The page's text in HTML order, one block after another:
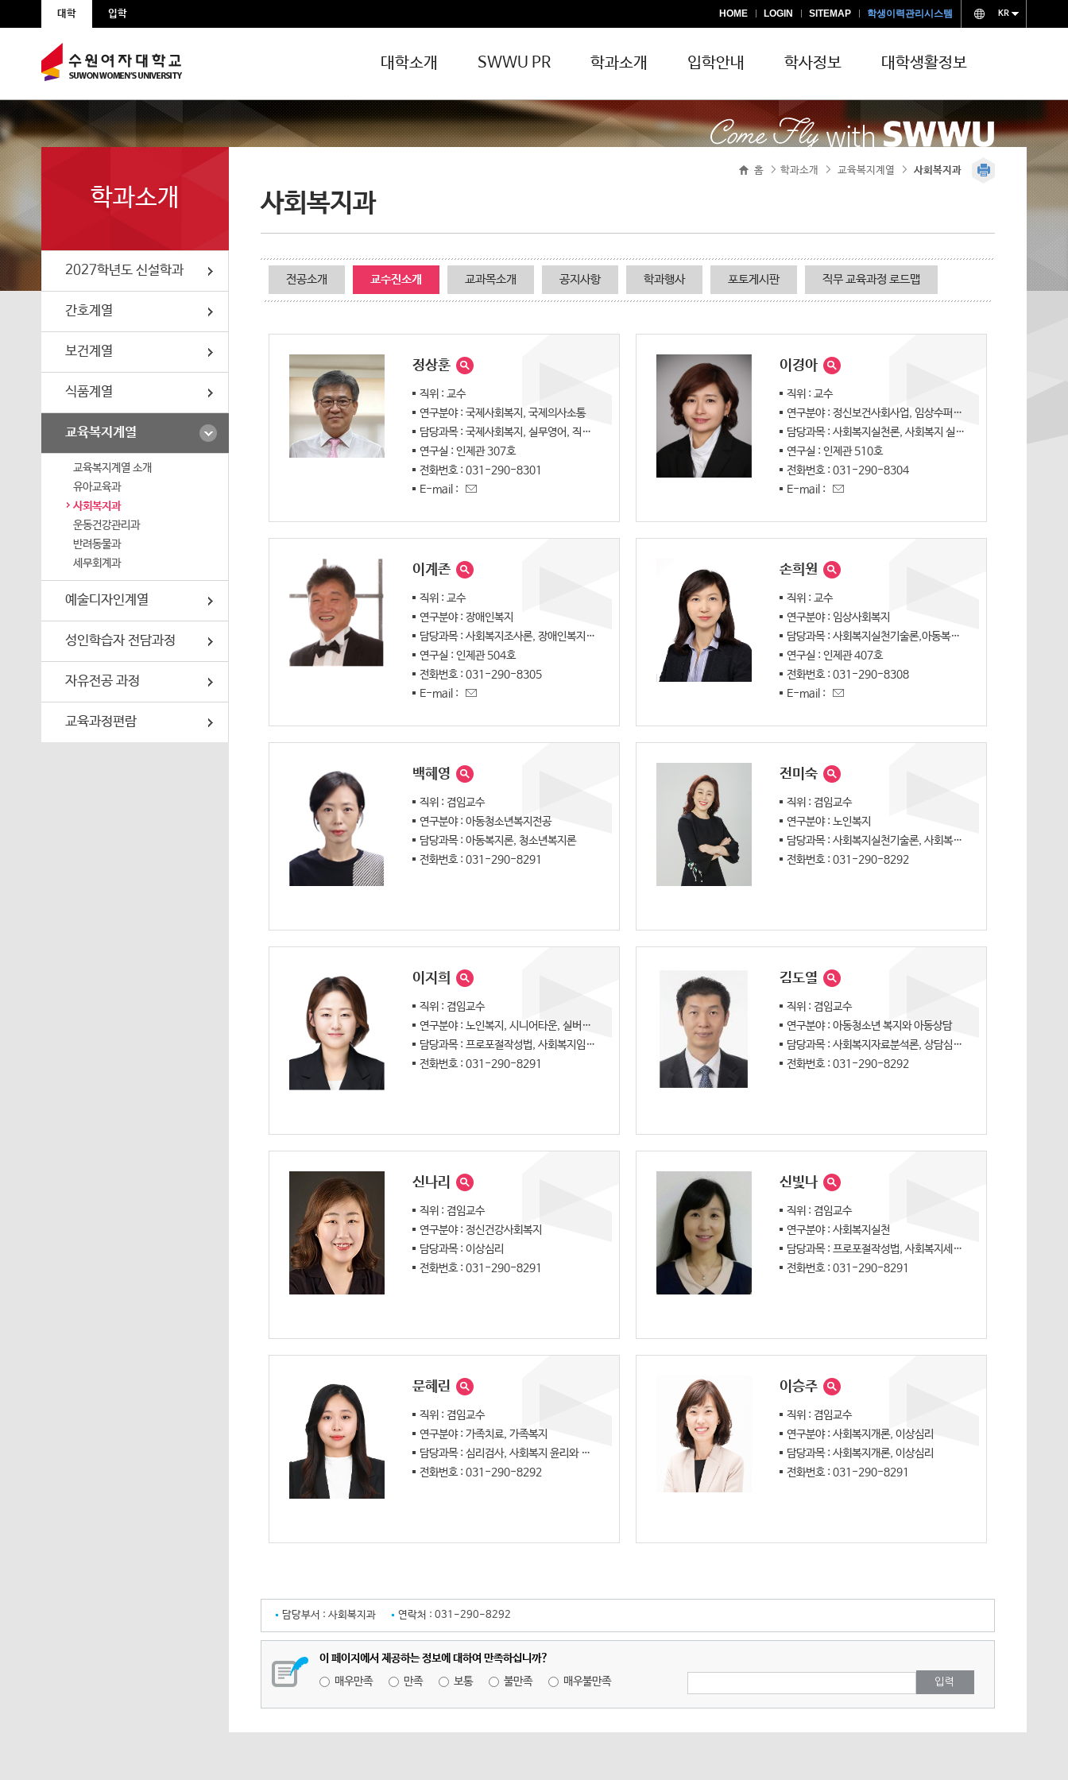
본문 바로가기
주메뉴 바로가기
대학 입학 HOME LOGIN SITEMAP 학생이력관리시스템 KR
대학소개 SWWU PR 학과소개
2027학년도 신설학과 2027학년도 신설학과 소개 방송공연예술과 파크골프경영과
보건계열
교육복지계열 교육복지계열 소개 유아교육과 사회복지과 운동건강관리과 반려동물과 세무회계과
예술디자인계열 예술디자인계열 소개 방송콘텐츠과 연기영상과 실용음악과 미용예술과 메이크업미용전공
미용예술과 피부미용전공
성인학습자 전담과정 성인학습자 전담과정 소개 의료재활과 사회복지상담과 라이프케어과
자유전공 과정 자유전공학과
교육과정편람
입학안내 학사정보 대학생활정보
학과소개
2027학년도 신설학과
간호계열
보건계열
식품계열
교육복지계열
교육복지계열 소개
유아교육과
사회복지과
운동건강관리과
반려동물과
세무회계과
예술디자인계열
성인학습자 전담과정
자유전공 과정
교육과정편람
홈 >
학과소개 >
교육복지계열 >
사회복지과
사회복지과
전공소개 교수진소개 교과목소개 공지사항 학과행사 포토게시판 직무 교육과정 로드맵
정상훈
직위 : 교수
연구분야 : 국제사회복지, 국제의사소통
담당과목 : 국제사회복지, 실무영어, 직업기초능력
연구실 : 인제관 307호
전화번호 : 031-290-8301
E-mail :
이경아
직위 : 교수
연구분야 : 정신보건사회사업, 임상수퍼비젼, 강점관점, 역량강화
담당과목 : 사회복지실천론, 사회복지 실천기술론, 사회복지현장실습, 사회복지기관실무, 진로탐색 및 리더십개발, 강점실천과 사례관리
연구실 : 인제관 510호
전화번호 : 031-290-8304
E-mail :
kyung@swc.ac.kr
이계존
직위 : 교수
연구분야 : 장애인복지
담당과목 : 사회복지조사론, 장애인복지론, 프로그램 기획 및 운영
연구실 : 인제관 504호
전화번호 : 031-290-8305
E-mail :
손희원
직위 : 교수
연구분야 : 임상사회복지
담당과목 : 사회복지실천기술론,아동복지론, 정신건강론,사회복지기관실무,가족상담,진로 및 취업지도
연구실 : 인제관 407호
전화번호 : 031-290-8308
E-mail :
choicey@swc.ac.kr
백혜영
직위 : 겸임교수
연구분야 : 아동청소년복지전공
담당과목 : 아동복지론, 청소년복지론
전화번호 : 031-290-8291
전미숙
직위 : 겸임교수
연구분야 : 노인복지
담당과목 : 사회복지실천기술론, 사회복지행정론
전화번호 : 031-290-8292
이지희
직위 : 겸임교수
연구분야 : 노인복지, 시니어타운, 실버산업
담당과목 : 프로포절작성법, 사회복지임상실무
전화번호 : 031-290-8291
김도열
직위 : 겸임교수
연구분야 : 아동청소년 복지와 아동상담
담당과목 : 사회복지자료분석론, 상담심리의 이론과 실제
전화번호 : 031-290-8292
신나리
직위 : 겸임교수
연구분야 : 정신건강사회복지
담당과목 : 이상심리
전화번호 : 031-290-8291
신빛나
직위 : 겸임교수
연구분야 : 사회복지실천
담당과목 : 프로포절작성법, 사회복지세미나
전화번호 : 031-290-8291
문혜린
직위 : 겸임교수
연구분야 : 가족치료, 가족복지
담당과목 : 심리검사, 사회복지 윤리와 철학
전화번호 : 031-290-8292
이승주
직위 : 겸임교수
연구분야 : 사회복지개론, 이상심리
담당과목 : 사회복지개론, 이상심리
전화번호 : 031-290-8291
담당부서 : 사회복지과 연락처 : 031-290-8292
이 페이지에서 제공하는 정보에 대하여 만족하십니까?
매우만족
만족 보통 불만족 매우불만족